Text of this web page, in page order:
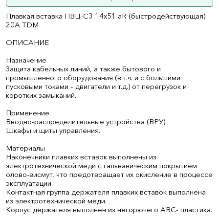
Плавкая вставка ПВЦ-С3 14х51 aR (быстродействующая)
20А TDM
ОПИСАНИЕ
Назначение
Защита кабельных линий, а также бытового и
промышленного оборудования (в т.ч. и с большими
пусковыми токами – двигатели и т.д.) от перегрузок и
коротких замыканий.
Применение
Вводно-распределительные устройства (ВРУ).
Шкафы и щиты управления.
Материалы
Наконечники плавких вставок выполнены из
электротехнической меди с гальваническим покрытием
олово-висмут, что предотвращает их окисление в процессе
эксплуатации.
Контактная группа держателя плавких вставок выполнена
из электротехнической меди.
Корпус держателя выполнен из негорючего АВС- пластика.